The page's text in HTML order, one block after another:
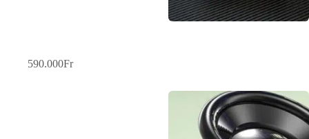
590.000Fr